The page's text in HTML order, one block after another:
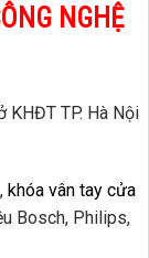
NGHỆ
KHĐT TP. Hà Nội
khóa vân tay cửa
Bosch, Philips,